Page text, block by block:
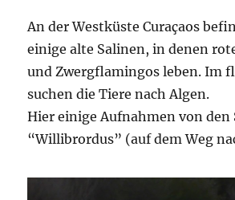
An der Westküste Curaçaos
einige alte Salinen, in denen
und Zwergflamingos leben. Im
suchen die Tiere nach Algen.
Hier einige Aufnahmen von den
“Willibrordus” (auf dem Weg